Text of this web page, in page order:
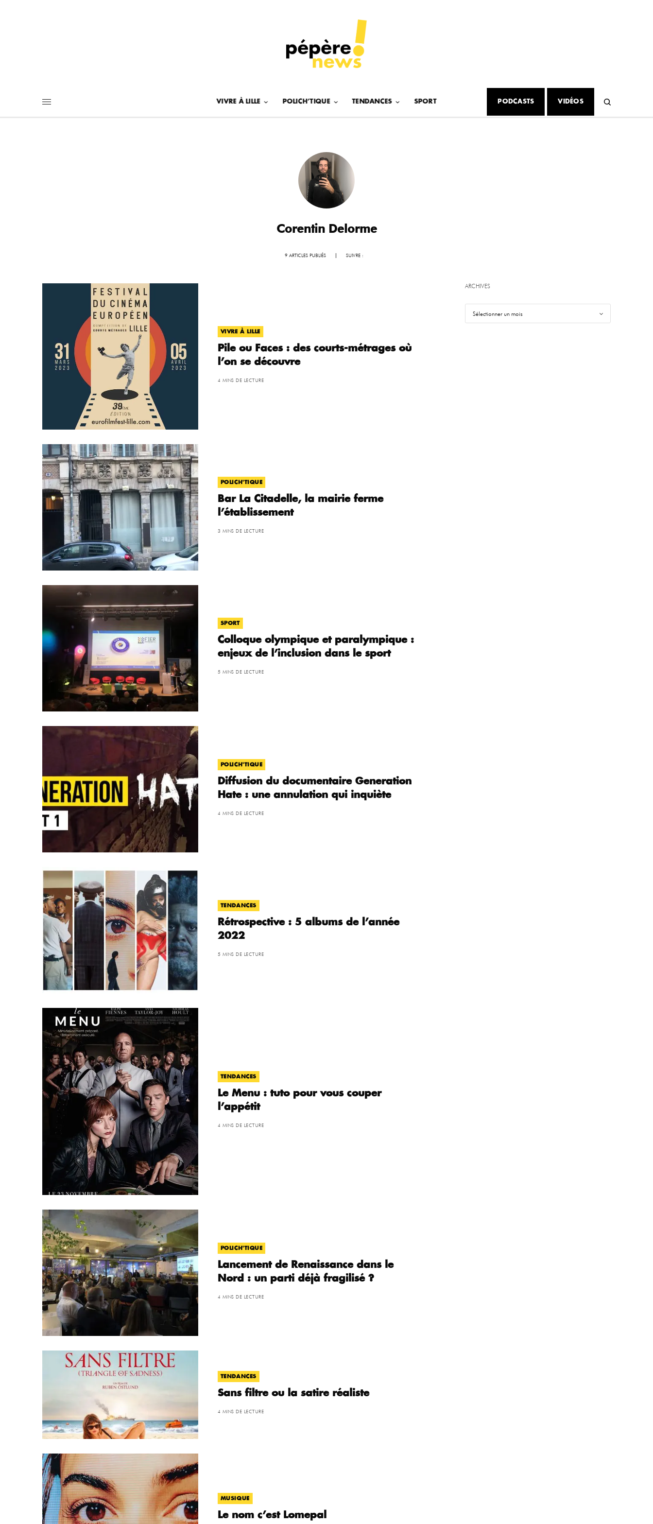
VIVRE À LILLE POLICH’TIQUE TENDANCES SPORT PODCASTS VIDÉOS
Corentin Delorme
9 ARTICLES PUBLIÉS | SUIVRE :
VIVRE À LILLE
Pile ou Faces : des courts-métrages où
l’on se découvre
4 MINS DE LECTURE
POLICH'TIQUE
Bar La Citadelle, la mairie ferme
l’établissement
3 MINS DE LECTURE
SPORT
Colloque olympique et paralympique :
enjeux de l’inclusion dans le sport
5 MINS DE LECTURE
POLICH'TIQUE
Diffusion du documentaire Generation
Hate : une annulation qui inquiète
4 MINS DE LECTURE
TENDANCES
Rétrospective : 5 albums de l’année
2022
5 MINS DE LECTURE
TENDANCES
Le Menu : tuto pour vous couper
l’appétit
4 MINS DE LECTURE
POLICH'TIQUE
Lancement de Renaissance dans le
Nord : un parti déjà fragilisé ?
4 MINS DE LECTURE
TENDANCES
Sans filtre ou la satire réaliste
4 MINS DE LECTURE
MUSIQUE
Le nom c’est Lomepal
ARCHIVES